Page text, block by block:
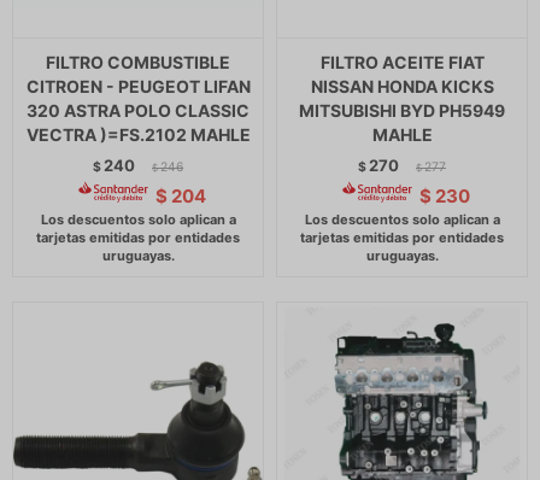
FILTRO COMBUSTIBLE
CITROEN - PEUGEOT LIFAN
320 ASTRA POLO CLASSIC
VECTRA )=FS.2102 MAHLE
$ 240 $ 246
$ 204
FILTRO ACEITE FIAT
NISSAN HONDA KICKS
MITSUBISHI BYD PH5949
MAHLE
$ 270 $ 277
$ 230